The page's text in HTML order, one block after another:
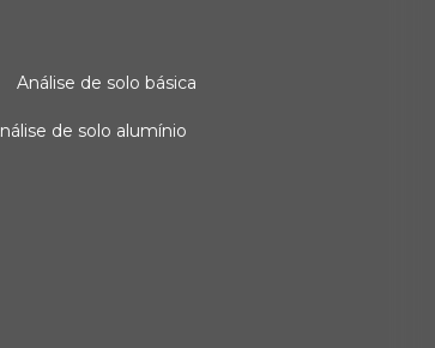
análise de solo básica
análise de solo alumínio